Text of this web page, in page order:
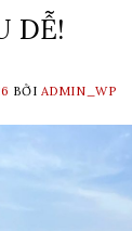
DỄ!
BỞI ADMIN_WP